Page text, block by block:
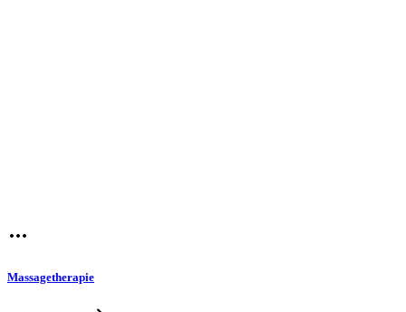
Massagetherapie